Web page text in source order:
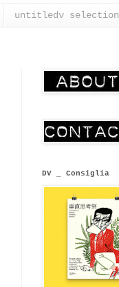
untitledv selection
DV _ Consiglia